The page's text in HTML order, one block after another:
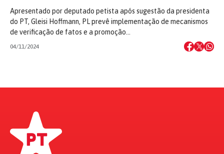
Apresentado por deputado petista após sugestão da presidenta
do PT, Gleisi Hoffmann, PL prevê implementação de mecanismos
de verificação de fatos e a promoção…
04/11/2024